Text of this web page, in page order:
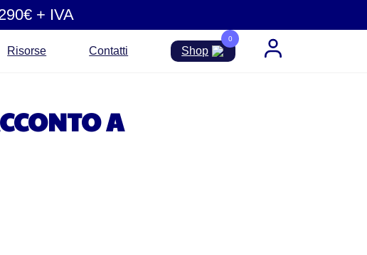
+ IVA
0
Risorse Contatti Shop
A